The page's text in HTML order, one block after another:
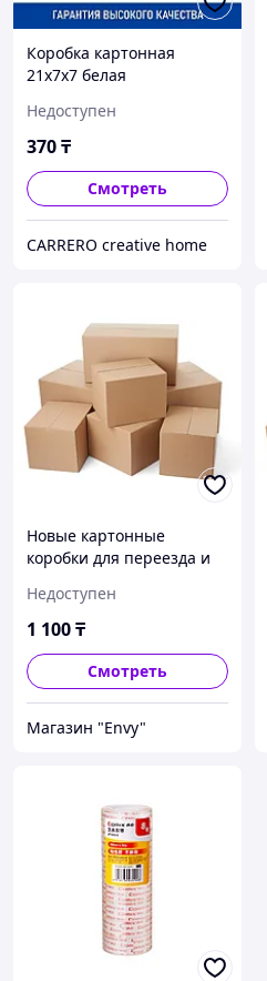
Коробка картонная
21х7х7 белая
Недоступен
370₸
Смотреть
CARRERO creative home
Новые картонные
коробки для переезда и
Посылка. Почта.
Отправка. Размер
Недоступен
1 100₸
Смотреть
Магазин "Envy"